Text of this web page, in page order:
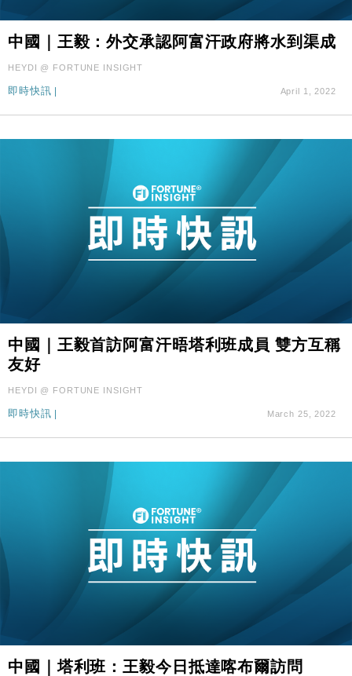
中國｜王毅：外交承認阿富汗政府將水到渠成
HEYDI @ FORTUNE INSIGHT
即時快訊 April 1, 2022
中國｜王毅首訪阿富汗晤塔利班成員 雙方互稱
友好
HEYDI @ FORTUNE INSIGHT
即時快訊 | March 25, 2022
中國｜塔利班：王毅今日抵達喀布爾訪問